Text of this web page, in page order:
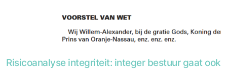
Risicoanalyse integriteit: integer bestuur gaat ook